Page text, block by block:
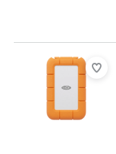
Beoordeling is 9,8 van